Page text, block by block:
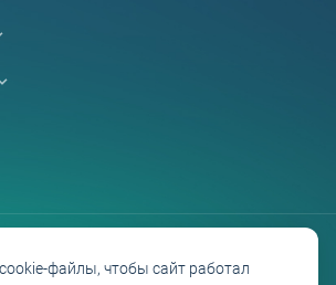
файлы, чтобы сайт работал